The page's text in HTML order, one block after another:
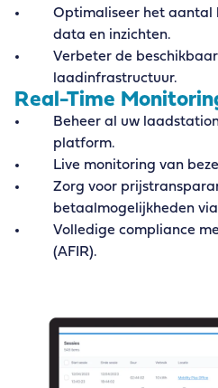
Optimaliseer het aantal
data en inzichten.
Verbeter de
laadinfrastructuur.
Real-Time
Beheer al uw
platform.
Live monitoring van
Zorg voor
betaalmogelijkheden
Volledige compliance
(AFIR).